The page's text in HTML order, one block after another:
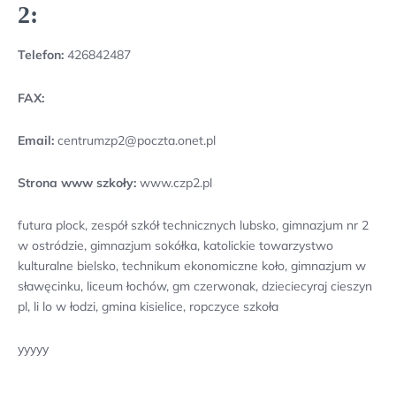
2:
Telefon: 426842487
FAX:
Email: centrumzp2@poczta.onet.pl
Strona www szkoły: www.czp2.pl
futura plock, zespół szkół technicznych lubsko, gimnazjum nr 2
w ostródzie, gimnazjum sokółka, katolickie towarzystwo
kulturalne bielsko, technikum ekonomiczne koło, gimnazjum w
sławęcinku, liceum łochów, gm czerwonak, dzieciecyraj cieszyn
pl, li lo w łodzi, gmina kisielice, ropczyce szkoła
yyyyy